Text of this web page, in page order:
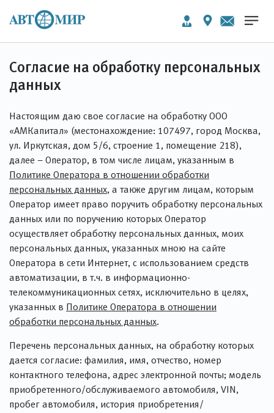
Согласие на обработку персональных
данных
Настоящим даю свое согласие на обработку ООО
«АМКапитал» (местонахождение: 107497, город Москва,
ул. Иркутская, дом 5/6, строение 1, помещение 218),
далее – Оператор, в том числе лицам, указанным в
Политике Оператора в отношении обработки
персональных данных, а также другим лицам, которым
Оператор имеет право поручить обработку персональных
данных или по поручению которых Оператор
осуществляет обработку персональных данных, моих
персональных данных, указанных мною на сайте
Оператора в сети Интернет, с использованием средств
автоматизации, в т.ч. в информационно-
телекоммуникационных сетях, исключительно в целях,
указанных в Политике Оператора в отношении
обработки персональных данных.
Перечень персональных данных, на обработку которых
дается согласие: фамилия, имя, отчество, номер
контактного телефона, адрес электронной почты; модель
приобретенного/обслуживаемого автомобиля, VIN,
пробег автомобиля, история приобретения/